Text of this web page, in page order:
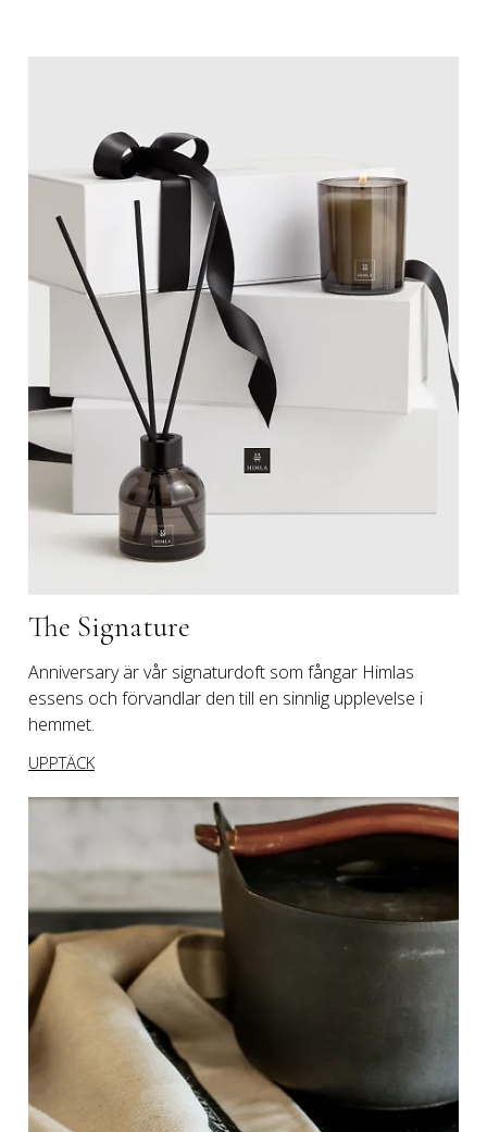
The Signature
Anniversary är vår signaturdoft som fångar Himlas
essens och förvandlar den till en sinnlig upplevelse i
hemmet.
UPPTÄCK